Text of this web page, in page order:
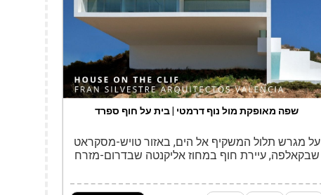
שפה מאופקת מול נוף דרמטי | בית על חוף ספרד
על מגרש תלול המשקיף אל הים, באזור טויש-מסקראט
שבקאלפה, עיירת חוף במחוז אליקנטה שבדרום-מזרח
לקשר בין אדריכלות, טופוגרפיה ונוף. את הפרויקט תכנן